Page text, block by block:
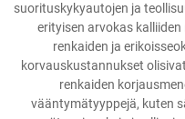
suorituskykyautojen ja
erityisen arvokas
renkaiden ja
korvauskustannukset
renkaiden
vääntymätyyppejä, kuten